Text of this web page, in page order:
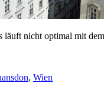
nicht optimal mit
, Wien